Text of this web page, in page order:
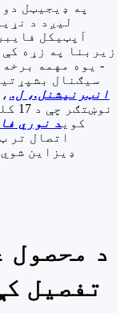
په ډیجیټل
لیږد د
آپټیکل
زیربنا په زړه
- یوه مهمه
سیګنال
OYI انټرنیشنل.، ل..
کويد نوري
اتصال تر
ډیزاین
د محصول
تفصیل